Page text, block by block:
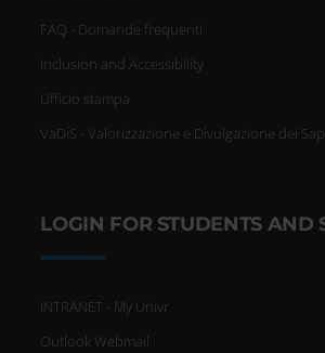
FAQ - Domande frequenti
Inclusion and Accessibility
Ufficio stampa
VaDiS - Valorizzazione e Divulgazione dei
LOGIN FOR STUDENTS AND
INTRANET - My Univr
Outlook Webmail